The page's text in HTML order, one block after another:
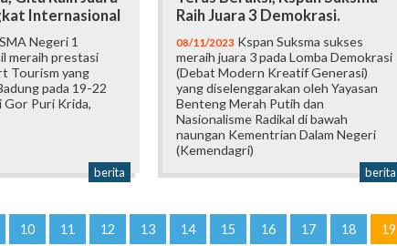
Internasional
Negeri 1
meraih prestasi
Tourism yang
pada 19-22
Puri Krida,
berita
Raih Juara 3 Demokrasi.
08/11/2023 Kspan Suksma sukses
meraih juara 3 pada Lomba Demokrasi
(Debat Modern Kreatif Generasi)
yang diselenggarakan oleh Yayasan
Benteng Merah Putih dan
Nasionalisme Radikal di bawah
naungan Kementrian Dalam Negeri
(Kemendagri)
berita
10 11 12 13 14 15 16 17 18 19